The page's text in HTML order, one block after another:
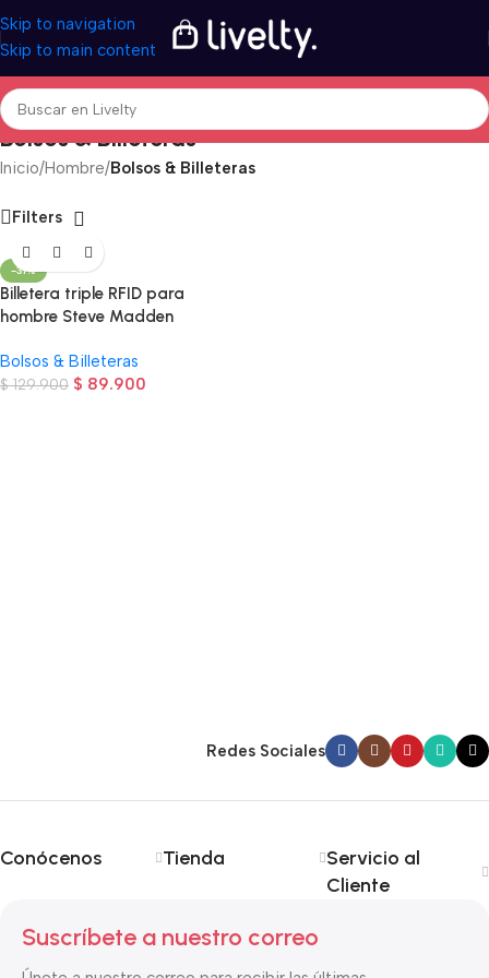
Skip to navigation
Skip to main content
Bolsos & Billeteras
Inicio/Hombre/Bolsos & Billeteras
Filters
-31%
Billetera triple RFID para
hombre Steve Madden
Bolsos & Billeteras
$129.900 $ 89.900
Redes Sociales
Conócenos Tienda
Servicio al
Cliente
Suscríbete a nuestro correo